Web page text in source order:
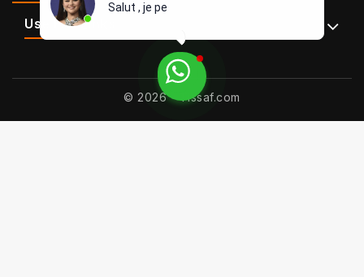
Salut , je peux vous aid
Use Full Links
© 2026 - Tissaf.com